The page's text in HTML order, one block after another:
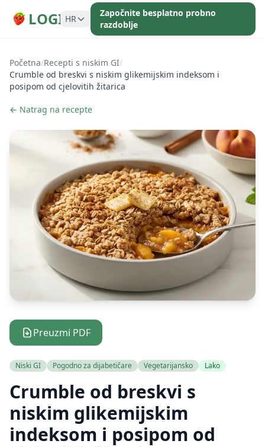
LOGI HR
Započnite besplatno probno
razdoblje
Početna/Recepti s niskim GI/
Crumble od breskvi s niskim glikemijskim indeksom i
posipom od cjelovitih žitarica
← Natrag na recepte
Preuzmi PDF
Niski GI Pogodno za dijabetičare Vegetarijansko Lako
Crumble od breskvi s
niskim glikemijskim
indeksom i posipom od